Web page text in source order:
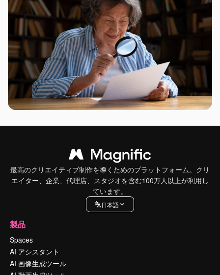
最高のクリエイティブ制作を導くためのプラットフォーム。クリ
エイター、企業、代理店、スタジオを含む100万人以上が利用し
ています。
日本語
製品
Spaces
AI アシスタント
AI 画像生成ツール